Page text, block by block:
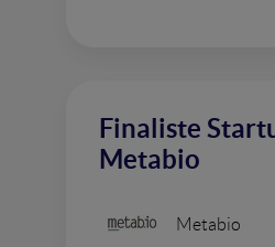
Finaliste
Metabio
Metabio